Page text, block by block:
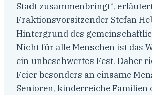
Stadt zusammenbringt“,
Fraktionsvorsitzender Stefan
Hintergrund des
Nicht für alle Menschen ist das
ein unbeschwertes Fest. Daher
Feier besonders an einsame
Senioren, kinderreiche Familien